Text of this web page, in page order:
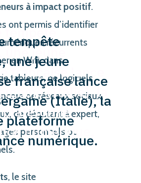
tempête
jeune
française lance
(Italie), la
plateforme
numérique.
à impact positif.
ont permis d’identifier
récurrents
en Wifi, dans
tableurs, de logiciels
de réseaux sociaux,
de débutant à expert,
personnels ou
, le site